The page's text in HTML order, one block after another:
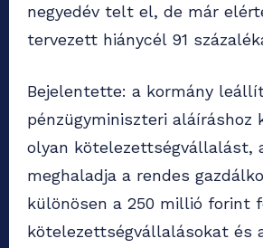
negyedév telt el, de már
tervezett hiánycél 91
Bejelentette: a kormány
pénzügyminiszteri aláíráshoz
olyan kötelezettségvállalást,
meghaladja a rendes
különösen a 250 millió forint
kötelezettségvállalásokat és